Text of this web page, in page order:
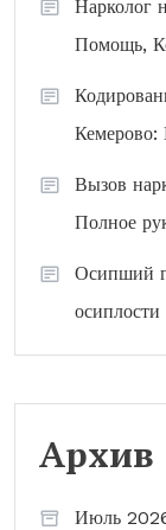
Нарколог
Помощь,
Кемерово:
Вызов
Полное
Осипший
осиплости
Архив
Июль